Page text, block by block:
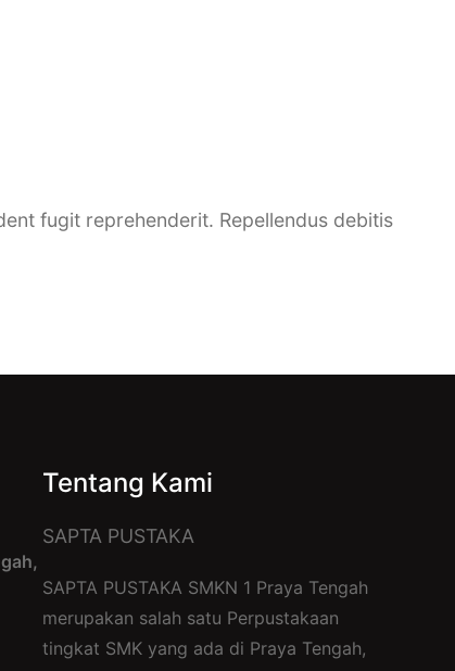
fugit reprehenderit. Repellendus debitis
Tentang Kami
SAPTA PUSTAKA
SAPTA PUSTAKA SMKN 1 Praya Tengah
merupakan salah satu Perpustakaan
tingkat SMK yang ada di Praya Tengah,